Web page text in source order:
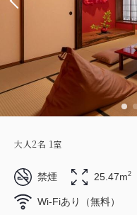
大人2名 1室
禁煙 25.47m2
Wi-Fiあり（無料）